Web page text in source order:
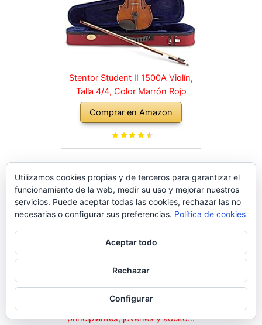
Stentor Student II 1500A Violín,
Talla 4/4, Color Marrón Rojo
Comprar en Amazon
CASCHA 4/4 - Set de violín para
principiantes, jóvenes y adultos,
Utilizamos cookies propias y de terceros para garantizar el
funcionamiento de la web, medir su uso y mejorar nuestros
servicios. Puede aceptar todas las cookies, rechazar las no
necesarias o configurar sus preferencias. Política de cookies
Aceptar todo
Rechazar
Configurar